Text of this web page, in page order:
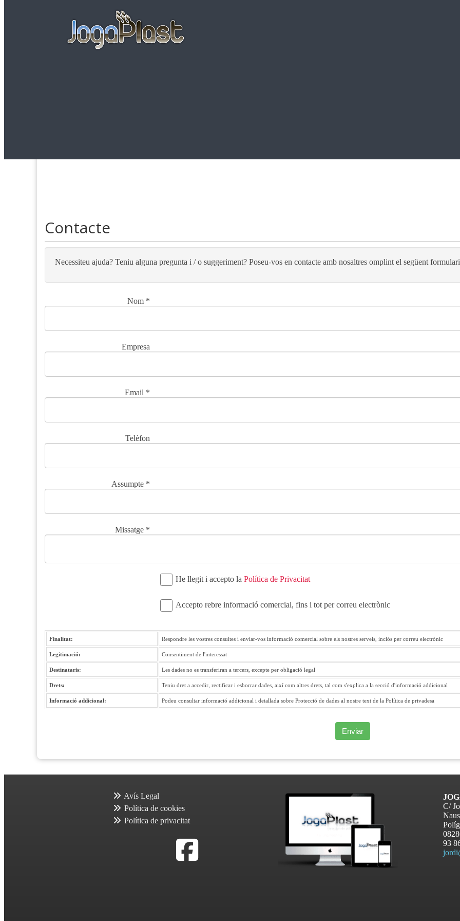
Contacte
Necessiteu ajuda? Teniu alguna pregunta i / o suggeriment? Poseu-vos en contacte amb nosaltres omplint el següent
Nom *
Empresa
Email *
Telèfon
Assumpte *
Missatge *
He llegit i accepto la Política de Privacitat
Accepto rebre informació comercial, fins i tot per correu electrònic
Finalitat: Respondre les vostres consultes i enviar-vos informació comercial sobre els nostres serveis, inclòs per correu electrònic
Legitimació: Consentiment de l'interessat
Destinataris: Les dades no es transferiran a tercers, excepte per obligació legal
Drets: Teniu dret a accedir, rectificar i esborrar dades, així com altres drets, tal com s'explica a la secció d'informació addicional
Informació addicional: Podeu consultar informació addicional i detallada sobre Protecció de dades al nostre text de la Política de privadesa
Enviar
Avís Legal
Política de cookies
Política de privacitat
C/
93